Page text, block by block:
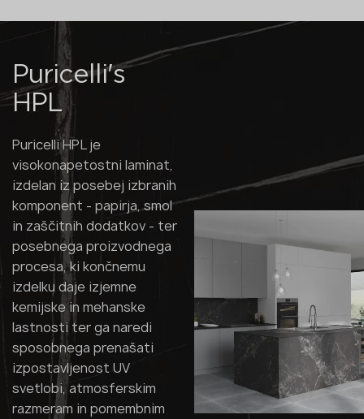
Puricelli's
HPL
Puricelli HPL je
visokonapetostni laminat,
izdelan iz posebej izbranih
komponent - papirja, smol
in zaščitnih dodatkov - ter
posebnega proizvodnega
procesa, ki končnemu
izdelku daje izjemne
kemijske in mehanske
lastnosti ter ga naredi
sposobnega prenašati
izpostavljenost UV
svetlobi, atmosferskim
razmeram in pomembnim
POŠLJITE PRIJAVO
Pravilnik o zasebnosti